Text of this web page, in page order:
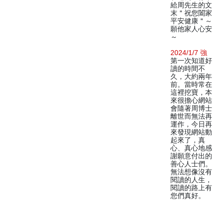
給周先生的文
末＂祝您闔家
平安健康＂～
願他家人心安
～
2024/1/7 強
第一次知道好
讀的時間不
久，大約兩年
前。當時常在
這裡挖寶，本
來很擔心網站
會隨著周博士
離世而無法再
運作，今日再
來發現網站動
起來了，真
心、真心地感
謝願意付出的
善心人士們。
無法想像沒有
閱讀的人生，
閱讀的路上有
您們真好。